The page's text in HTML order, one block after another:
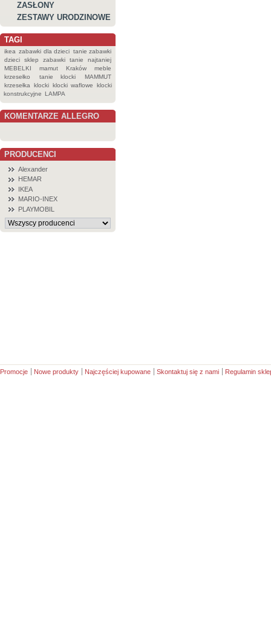
ZASŁONY
ZESTAWY URODZINOWE
TAGI
ikea zabawki dla dzieci tanie zabawki
dzieci
sklep zabawki tanie
najtaniej
MEBELKI
mamut Kraków
meble
krzesełko
tanie klocki
MAMMUT
krzesełka
klocki klocki waflowe
klocki
konstrukcyjne LAMPA
KOMENTARZE ALLEGRO
PRODUCENCI
Alexander
HEMAR
IKEA
MARIO-INEX
PLAYMOBIL
Promocje Nowe produkty Najczęściej kupowane Skontaktuj się z nami Regulamin